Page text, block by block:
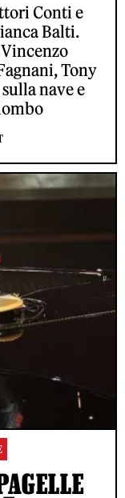
Conti e
Balti.
Tony
nave e